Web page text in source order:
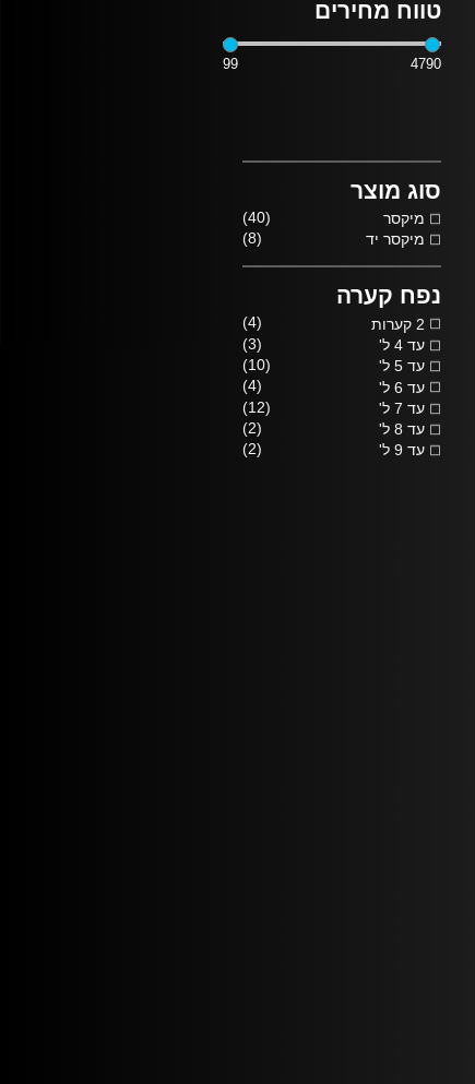
טווח מחירים
99 4790
סוג מוצר
(40)
מיקסר
(8)
מיקסר יד
נפח קערה
(4)
2 קערות
(3)
עד 4 ל'
(10)
עד 5 ל'
(4)
עד 6 ל'
(12)
עד 7 ל'
(2)
עד 8 ל'
(2)
עד 9 ל'